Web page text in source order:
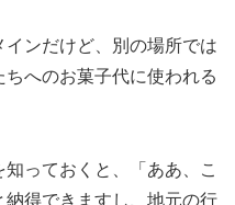
ンだけど、別の場所では
へのお菓子代に使われる
っておくと、「ああ、こ
得できますし、地元の行